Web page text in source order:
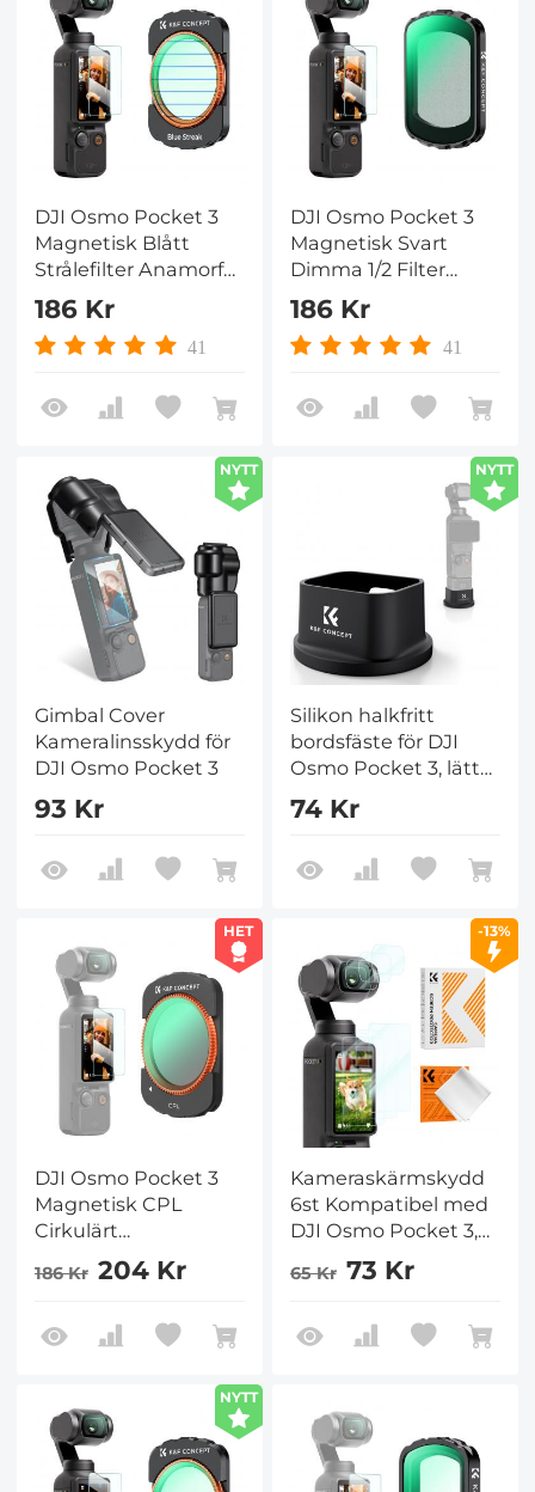
DJI Osmo Pocket 3
Magnetisk Blått
Strålefilter Anamorf
Flare Speciell
Effektlinssfilter
Flerbelagt / HD
186 Kr
41
DJI Osmo Pocket 3
Magnetisk Svart
Dimma 1/2 Filter
Kreativ Dimma
Kinematisk
Effektfilter för Video /
Porträttfotografi
186 Kr
41
NYTT
Gimbal Cover
Kameralinsskydd för
DJI Osmo Pocket 3
93 Kr
NYTT
Silikon halkfritt
bordsfäste för DJI
Osmo Pocket 3, lätt
och kompakt, OSMO
Pocket 3 tillbehör
74 Kr
HET
DJI Osmo Pocket 3
Magnetisk CPL
Cirkulärt
Polariseringsfilter för
DJI Osmo Pocket 3
Flerbelagt HD
186 Kr 204 Kr
-13%
Kameraskärmskydd
6st Kompatibel med
DJI Osmo Pocket 3,
0,3 mm 9H hårdhet
härdat glas*3 +
dammsugare*1
65 Kr 73 Kr
NYTT